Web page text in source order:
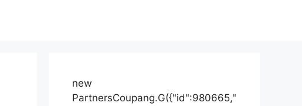
new
PartnersCoupang.G({"id":980665,"